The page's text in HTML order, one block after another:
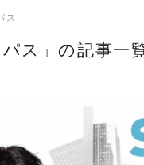
ス
パス」の記事一